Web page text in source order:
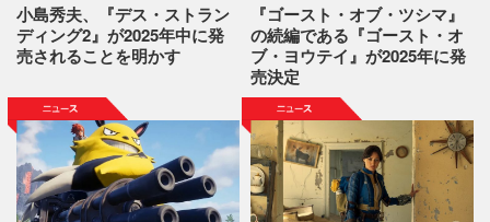
小島秀夫、『デス・ストラン
ディング2』が2025年中に発
売されることを明かす
『ゴースト・オブ・ツシマ』
の続編である『ゴースト・オ
ブ・ヨウテイ』が2025年に発
売決定